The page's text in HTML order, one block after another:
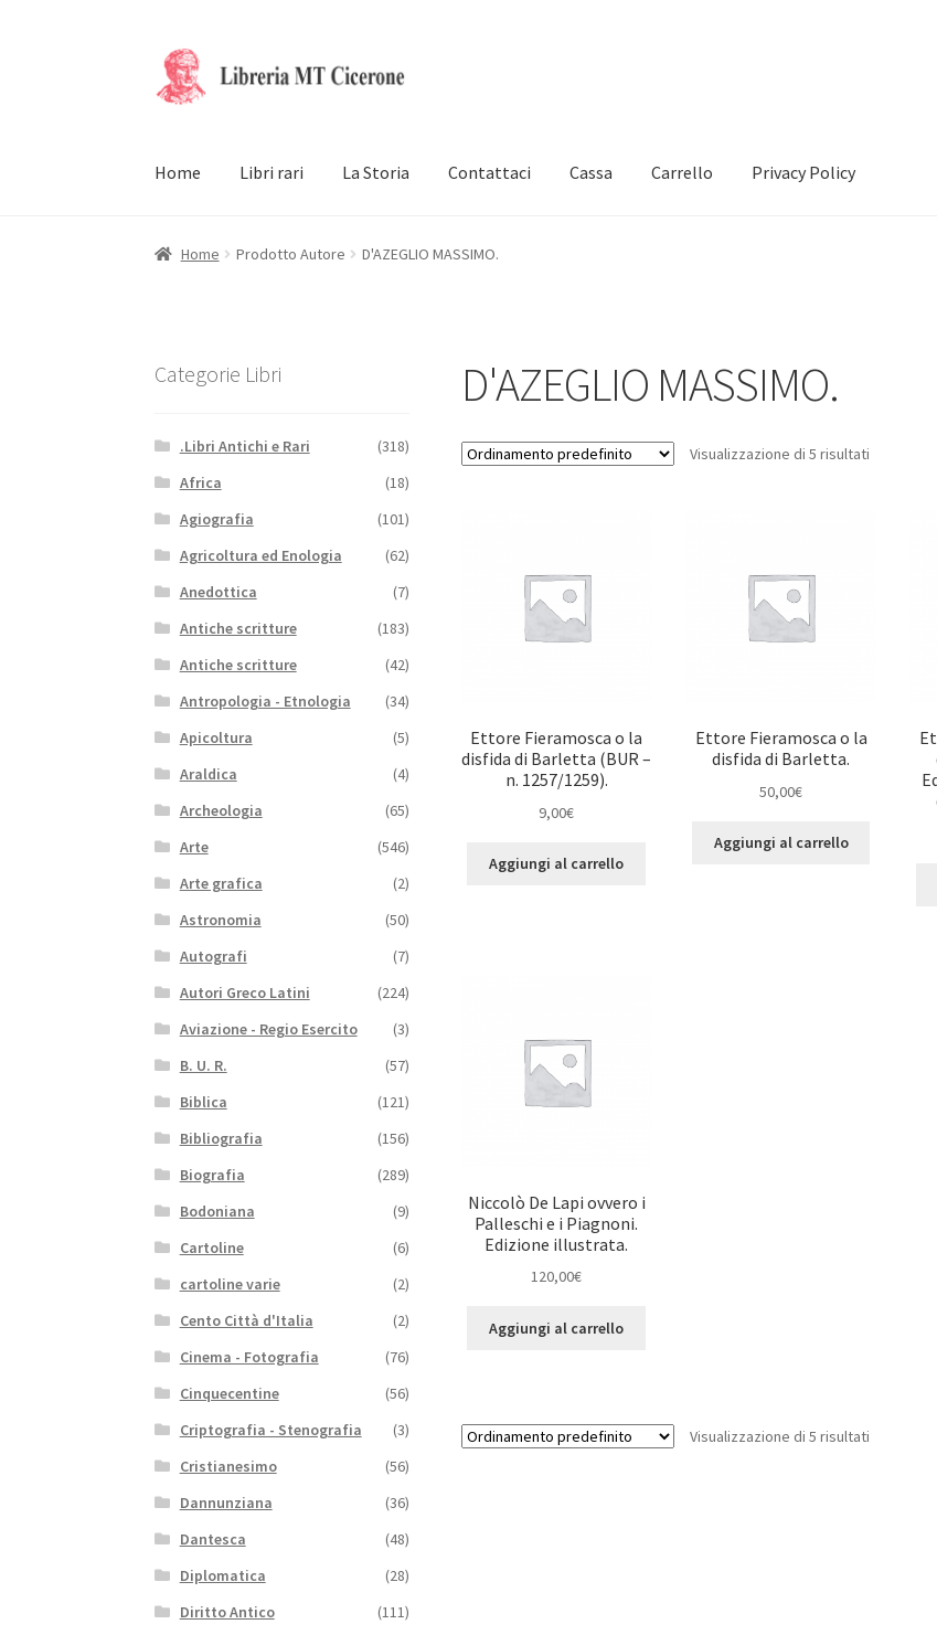
Vai
alla
Vai
al
Home Libri rari La Storia Contattaci Cassa Carrello Privacy Policy
Home Prodotto Autore D'AZEGLIO MASSIMO.
D'AZEGLIO MASSIMO.
Visualizzazione di 5 risultati
Ettore Fieramosca o la
disfida di Barletta (BUR –
n. 1257/1259).
9,00€
Aggiungi al carrello
Ettore Fieramosca o la
disfida di Barletta.
50,00€
Aggiungi al carrello
Niccolò De Lapi ovvero i
Palleschi e i Piagnoni.
Edizione illustrata.
120,00€
Aggiungi al carrello
Visualizzazione di 5 risultati
Categorie Libri
.Libri Antichi e Rari
(318)
Africa
(18)
Agiografia
(101)
Agricoltura ed Enologia
(62)
Anedottica
(7)
Antiche scritture
(183)
Antiche scritture
(42)
Antropologia - Etnologia
(34)
Apicoltura
(5)
Araldica
(4)
Archeologia
(65)
Arte
(546)
Arte grafica
(2)
Astronomia
(50)
Autografi
(7)
Autori Greco Latini
(224)
Aviazione - Regio Esercito
(3)
B. U. R.
(57)
Biblica
(121)
Bibliografia
(156)
Biografia
(289)
Bodoniana
(9)
Cartoline
(6)
cartoline varie
(2)
Cento Città d'Italia
(2)
Cinema - Fotografia
(76)
Cinquecentine
(56)
Criptografia - Stenografia
(3)
Cristianesimo
(56)
Dannunziana
(36)
Dantesca
(48)
Diplomatica
(28)
Diritto Antico
(111)